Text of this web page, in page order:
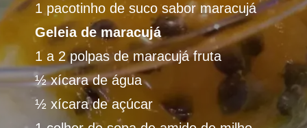
1 pacotinho de suco sabor maracujá
Geleia de maracujá
1 a 2 polpas de maracujá fruta
½ xícara de água
½ xícara de açúcar